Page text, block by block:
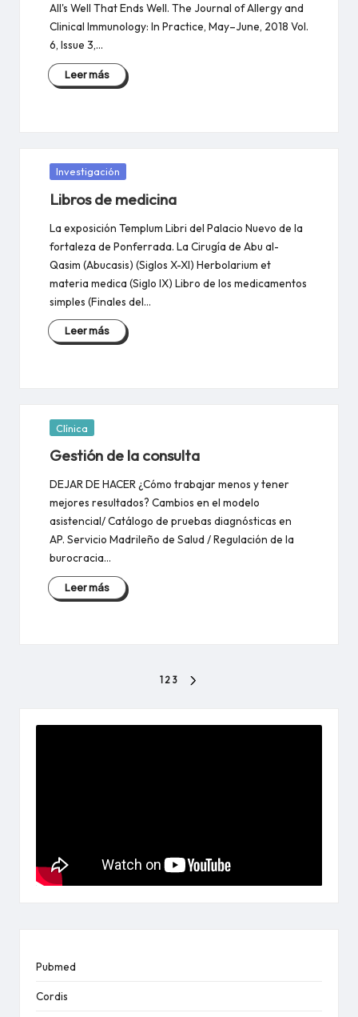
All's Well That Ends Well. The Journal of Allergy and
Clinical Immunology: In Practice, May–June, 2018 Vol.
6, Issue 3,…
Leer más
Publicada
Investigación
Libros de medicina
La exposición Templum Libri del Palacio Nuevo de la
fortaleza de Ponferrada. La Cirugía de Abu al-
Qasim (Abucasis) (Siglos X-XI) Herbolarium et
materia medica (Siglo IX) Libro de los medicamentos
simples (Finales del…
Leer más
Publicada
Clínica
Gestión de la consulta
DEJAR DE HACER ¿Cómo trabajar menos y tener
mejores resultados? Cambios en el modelo
asistencial/ Catálogo de pruebas diagnósticas en
AP. Servicio Madrileño de Salud / Regulación de la
burocracia…
Leer más
1 2 3
Pubmed
Cordis